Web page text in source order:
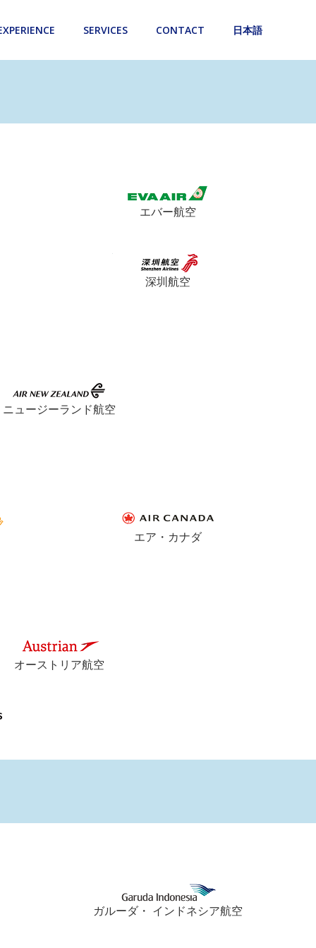
SERVICES CONTACT 日本語
エバー航空
深圳航空
ニュージーランド航空
エア・カナダ
オーストリア航空
ガルーダ・ インドネシア航空